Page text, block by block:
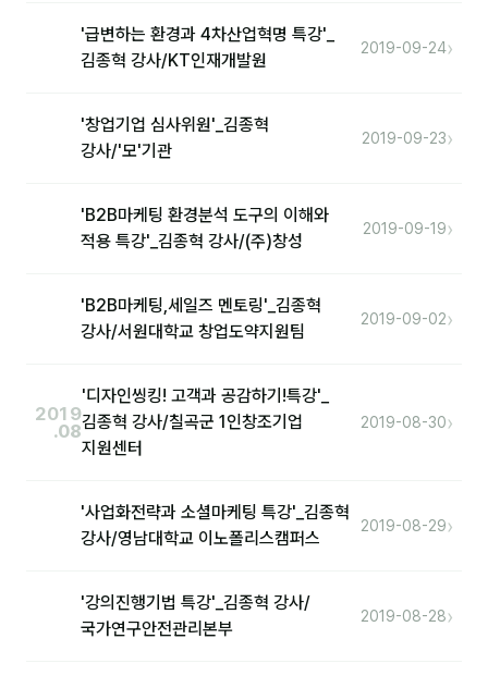
'급변하는 환경과 4차산업혁명 특강'_
김종혁 강사/KT인재개발원
2019-09-24›
'창업기업 심사위원'_김종혁
강사/'모'기관
2019-09-23›
'B2B마케팅 환경분석 도구의 이해와
적용 특강'_김종혁 강사/(주)창성
2019-09-19›
'B2B마케팅,세일즈 멘토링'_김종혁
강사/서원대학교 창업도약지원팀
2019-09-02›
2019
.08
'디자인씽킹! 고객과 공감하기!특강'_
김종혁 강사/칠곡군 1인창조기업
지원센터
2019-08-30›
'사업화전략과 소셜마케팅 특강'_김종혁
강사/영남대학교 이노폴리스캠퍼스
2019-08-29›
'강의진행기법 특강'_김종혁 강사/
국가연구안전관리본부
2019-08-28›